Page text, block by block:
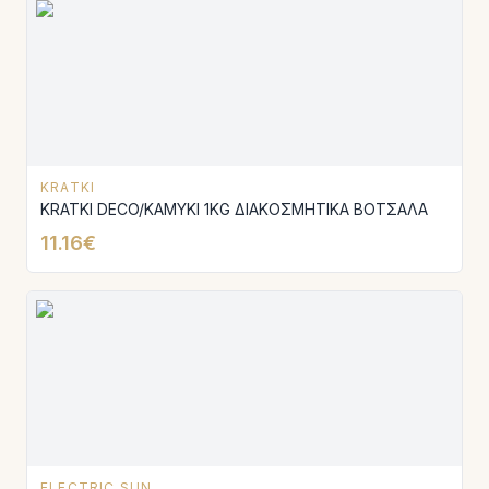
KRATKI
KRATKI DECO/KAMYKI 1KG ΔΙΑΚΟΣΜΗΤΙΚΑ ΒΟΤΣΑΛΑ
11.16€